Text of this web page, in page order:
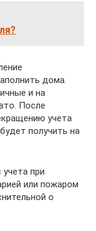
дома.
и на
После
учета
получить на
при
или пожаром
о